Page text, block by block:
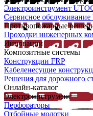
Электроинструмент
Сервисное
Противопожарные
Проходки инженерных
Инновации
Композитные системы
Конструкции FRP
Кабеленесущие
Решения для дорожного
Онлайн-каталог
Электроинструмент
Перфораторы
Отбойные молотки